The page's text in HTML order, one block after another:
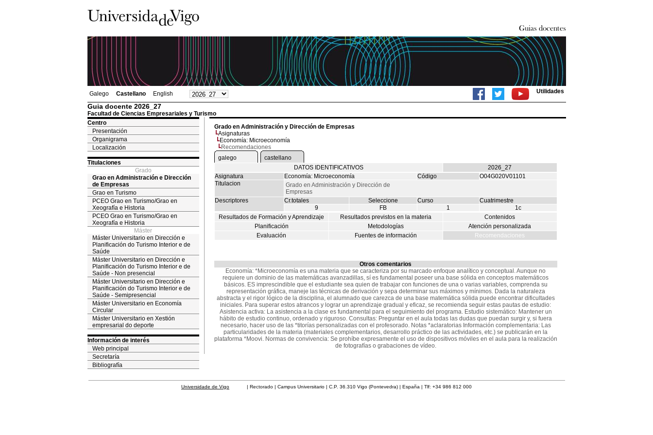
Galego Castellano English Utilidades
Guia docente 2026_27
Facultad de Ciencias Empresariales y Turismo
Centro
Presentación
Organigrama
Localización
Titulaciones
Grado
Grao en Administración e Dirección
de Empresas
Grao en Turismo
PCEO Grao en Turismo/Grao en
Xeografía e Historia
PCEO Grao en Turismo/Grao en
Xeografía e Historia
Máster
Máster Universitario en Dirección e
Planificación do Turismo Interior e de
Saúde
Máster Universitario en Dirección e
Planificación do Turismo Interior e de
Saúde - Non presencial
Máster Universitario en Dirección e
Planificación do Turismo Interior e de
Saúde - Semipresencial
Máster Universitario en Economía
Circular
Máster Universitario en Xestión
empresarial do deporte
Información de interés
Web principal
Secretaría
Bibliografía
Grado en Administración y Dirección de Empresas
Asignaturas
Economía: Microeconomía
Recomendaciones
galego
castellano
DATOS IDENTIFICATIVOS
2026_27
Asignatura
Economía: Microeconomía Código
O04G020V01101
Titulacion
Grado en Administración y Dirección de
Empresas
Descriptores
Cr.totales Seleccione Curso
Cuatrimestre
9
FB 1
1c
Resultados de Formación y Aprendizaje
Resultados previstos en la materia
Contenidos
Planificación
Metodologías
Atención personalizada
Evaluación
Fuentes de información Recomendaciones
Otros comentarios
Economía: *Microeconomía es una materia que se caracteriza por su marcado enfoque analítico y conceptual. Aunque no
requiere un dominio de las matemáticas avanzadillas, sí es fundamental poseer una base sólida en conceptos matemáticos
básicos. ES imprescindible que el estudiante sea quien de trabajar con funciones de una o varias variables, comprenda su
representación gráfica, maneje las técnicas de derivación y sepa determinar sus máximos y mínimos. Dada la naturaleza
abstracta y el rigor lógico de la disciplina, el alumnado que carezca de una base matemática sólida puede encontrar dificultades
iniciales. Para superar estos atrancos y lograr un aprendizaje gradual y eficaz, se recomienda seguir estas pautas de estudio:
Asistencia activa: La asistencia a la clase es fundamental para el seguimiento del programa. Estudio sistemático: Mantener un
hábito de estudio continuo, ordenado y riguroso. Consultas: Preguntar en el aula todas las dudas que puedan surgir y, si fuera
necesario, hacer uso de las *titorías personalizadas con el profesorado. Notas *aclaratorias Información complementaria: Las
particularidades de la materia (materiales complementarios, desarrollo práctico de las actividades, etc.) se publicarán en la
plataforma *Moovi. Normas de convivencia: Se prohíbe expresamente el uso de dispositivos móviles en el aula para la realización
de fotografías o grabaciones de vídeo.
Universidade de Vigo | Rectorado | Campus Universitario | C.P. 36.310 Vigo (Pontevedra) | España | Tlf: +34 986 812 000